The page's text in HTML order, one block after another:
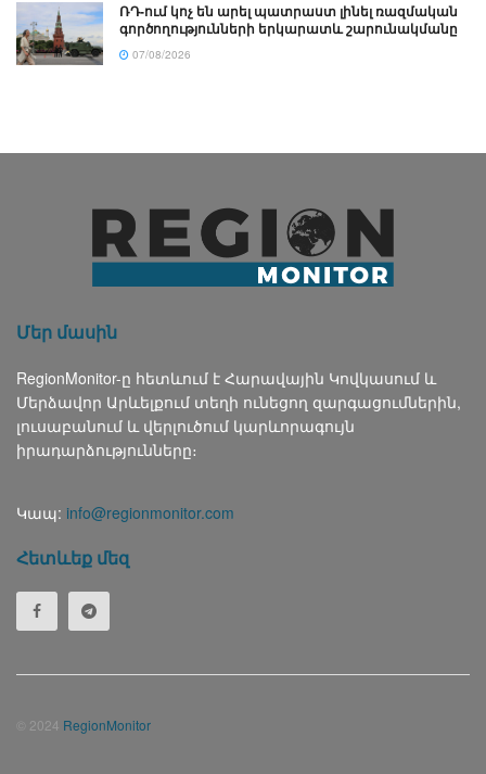
ՌԴ-ում կոչ են արել պատրաստ լինել ռազմական
գործողությունների երկարատև շարունակմանը
07/08/2026
Մեր մասին
RegionMonitor-ը հետևում է Հարավային Կովկասում և
Մերձավոր Արևելքում տեղի ունեցող զարգացումներին,
լուսաբանում և վերլուծում կարևորագույն
իրադարձությունները։
Կապ: info@regionmonitor.com
Հետևեք մեզ
© 2024 RegionMonitor